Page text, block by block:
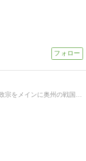
奥州の武将、史跡をめぐります。伊達政宗をメインに奥州の戦国をレポートします！